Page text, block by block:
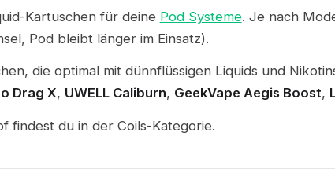
Kartuschen für deine Pod Systeme. Je nach
Pod bleibt länger im Einsatz).
die optimal mit dünnflüssigen Liquids und
Drag X, UWELL Caliburn, GeekVape Aegis Boost,
du in der Coils-Kategorie.